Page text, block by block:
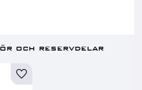
och reservdelar
Lägg till i favoriter